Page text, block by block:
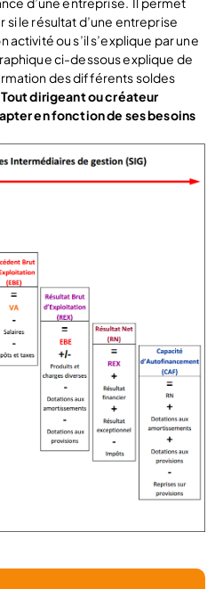
le résultat d’une entreprise
ou s’il s’explique par une
ci-dessous explique de
des différents soldes
Tout dirigeant ou créateur
en fonction de ses besoins